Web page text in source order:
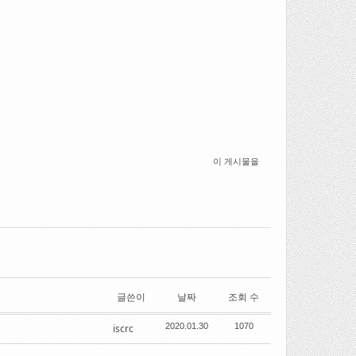
이 게시물을
글쓴이 날짜 조회 수
iscrc 2020.01.30 1070